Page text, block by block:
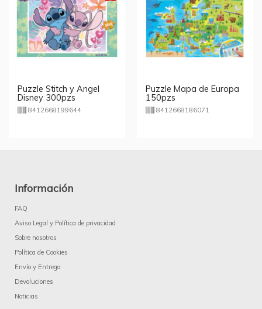
Puzzle Stitch y Angel
Disney 300pzs
8412668199644
Puzzle Mapa de Europa
150pzs
8412668186071
Información
FAQ
Aviso Legal y Política de privacidad
Sobre nosotros
Política de Cookies
Envío y Entrega
Devoluciones
Noticias